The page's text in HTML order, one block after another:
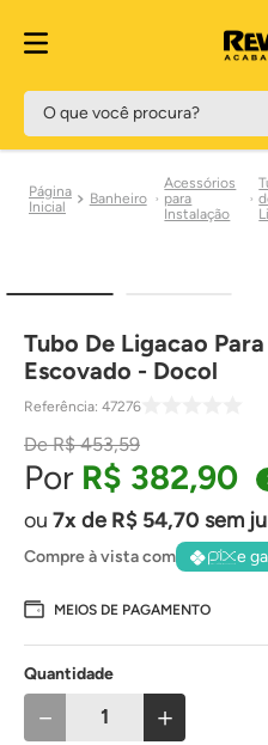
O que você procura?
Banheiro
Acessórios
para
Instalação
Tubo De Ligacao
Escovado - Docol
Referência: 47276
R$ 453,59
R$ 382,90
7 de R$ 54,70 sem
Compre à vista com e
MEIOS DE PAGAMENTO
Quantidade
＋
－